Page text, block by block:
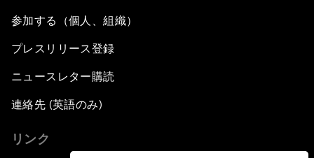
参加する（個人、組織）
プレスリリース登録
ニュースレター購読
連絡先 (英語のみ)
リンク